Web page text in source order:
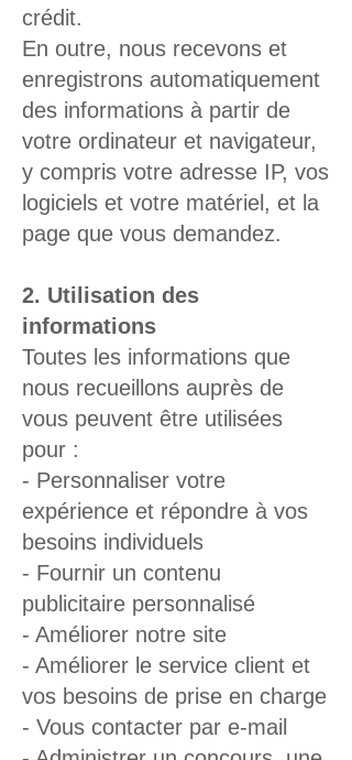
crédit.
En outre, nous recevons et
enregistrons automatiquement
des informations à partir de
votre ordinateur et navigateur,
y compris votre adresse IP, vos
logiciels et votre matériel, et la
page que vous demandez.
2. Utilisation des
informations
Toutes les informations que
nous recueillons auprès de
vous peuvent être utilisées
pour :
- Personnaliser votre
expérience et répondre à vos
besoins individuels
- Fournir un contenu
publicitaire personnalisé
- Améliorer notre site
- Améliorer le service client et
vos besoins de prise en charge
- Vous contacter par e-mail